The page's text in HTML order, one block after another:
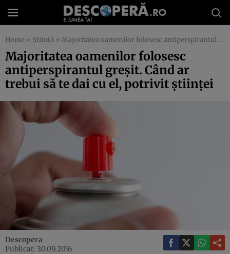
Home » Știință » Majoritatea oamenilor folosesc antiperspirantul greşit. Când ar trebui să te dai cu el, potrivit ştiinţei
Majoritatea oamenilor folosesc
antiperspirantul greşit. Când ar
trebui să te dai cu el, potrivit ştiinţei
Descopera
Publicat: 30.09.2016